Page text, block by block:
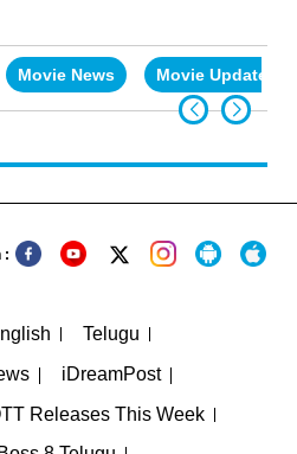
Movie News Movie Updates
:
Telugu
iDreamPost
Releases This Week